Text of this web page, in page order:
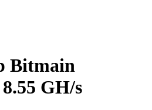
Bitmain
GH/s